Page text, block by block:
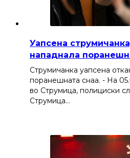
Уапсена
нападнала
Струмичанка уапсена
поранешната снаа. - На
во Струмица, полициски
Струмица…